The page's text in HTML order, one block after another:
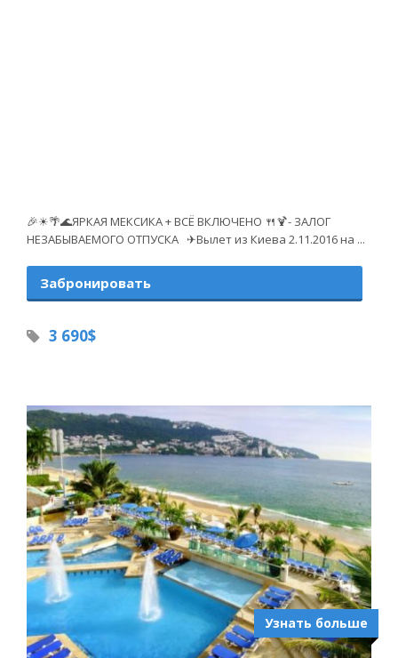
🎉☀🌴🌊ЯРКАЯ МЕКСИКА + ВСЁ ВКЛЮЧЕНО 🍴🍹- ЗАЛОГ
НЕЗАБЫВАЕМОГО ОТПУСКА ✈Вылет из Киева 2.11.2016 на ...
Забронировать
3 690$
Узнать больше